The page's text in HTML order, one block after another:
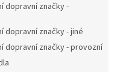
dopravní značky -
dopravní značky - jiné
dopravní značky - provozní